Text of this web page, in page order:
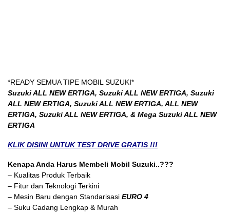
*READY SEMUA TIPE MOBIL SUZUKI*
Suzuki ALL NEW ERTIGA, Suzuki ALL NEW ERTIGA, Suzuki
ALL NEW ERTIGA, Suzuki ALL NEW ERTIGA, ALL NEW
ERTIGA, Suzuki ALL NEW ERTIGA, & Mega Suzuki ALL NEW
ERTIGA
KLIK DISINI UNTUK TEST DRIVE GRATIS !!!
Kenapa Anda Harus Membeli Mobil Suzuki..???
– Kualitas Produk Terbaik
– Fitur dan Teknologi Terkini
– Mesin Baru dengan Standarisasi EURO 4
– Suku Cadang Lengkap & Murah